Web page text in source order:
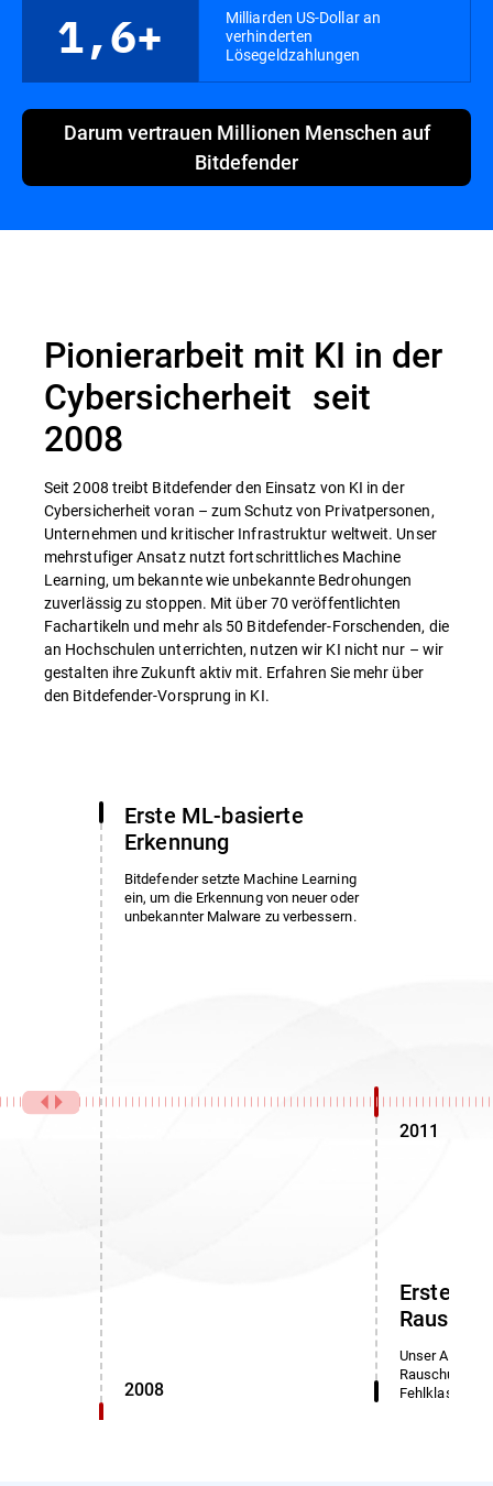
1,6+
Milliarden US-Dollar an
verhinderten
Lösegeldzahlungen
Darum vertrauen Millionen Menschen auf
Bitdefender
Pionierarbeit mit KI in der
Cybersicherheit seit
2008
Seit 2008 treibt Bitdefender den Einsatz von KI in der
Cybersicherheit voran – zum Schutz von Privatpersonen,
Unternehmen und kritischer Infrastruktur weltweit. Unser
mehrstufiger Ansatz nutzt fortschrittliches Machine
Learning, um bekannte wie unbekannte Bedrohungen
zuverlässig zu stoppen. Mit über 70 veröffentlichten
Fachartikeln und mehr als 50 Bitdefender-Forschenden, die
an Hochschulen unterrichten, nutzen wir KI nicht nur – wir
gestalten ihre Zukunft aktiv mit. Erfahren Sie mehr über
den Bitdefender-Vorsprung in KI.
2008
Erste ML-basierte
Erkennung
Bitdefender setzte Machine Learning
ein, um die Erkennung von neuer oder
unbekannter Malware zu verbessern.
2011
Erster
Unser